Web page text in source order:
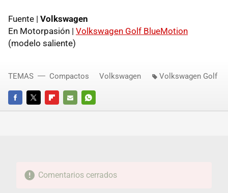
Fuente | Volkswagen
En Motorpasión | Volkswagen Golf BlueMotion
(modelo saliente)
FACEBOOKTWITTERFLIPBOARD
E-
WHATSAPP
TEMAS Compactos Volkswagen Volkswagen Golf
Comentarios cerrados